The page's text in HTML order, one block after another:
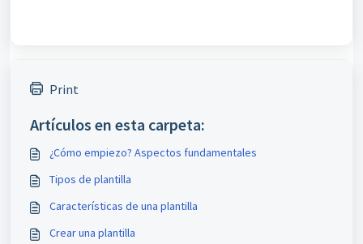
Print
Artículos en esta carpeta:
¿Cómo empiezo? Aspectos fundamentales
Tipos de plantilla
Características de una plantilla
Crear una plantilla